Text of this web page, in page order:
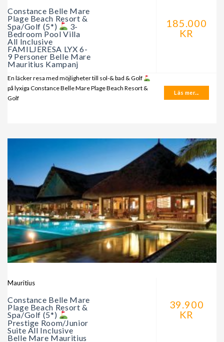
Constance Belle Mare
Plage Beach Resort &
Spa/Golf (5*)
3-
Bedroom Pool Villa
All Inclusive
FAMILJERESA LYX 6-
9 Personer Belle Mare
Mauritius Kampanj
185.000
KR
En läcker resa med möjligheter till sol-& bad & Golf
på lyxiga Constance Belle Mare Plage Beach Resort &
Golf
Läs mer...
Mauritius
Constance Belle Mare
Plage Beach Resort &
Spa/Golf (5*)
Prestige Room/Junior
Suite All Inclusive
Belle Mare Mauritius
39.900
KR